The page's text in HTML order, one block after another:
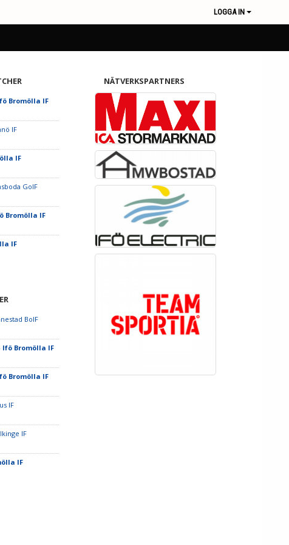
LOGGA IN
Bromölla IF
IF
IF
GoIF
Bromölla IF
IF
BoIF
Ifö Bromölla IF
Bromölla IF
IF
IF
IF
NÄTVERKSPARTNERS